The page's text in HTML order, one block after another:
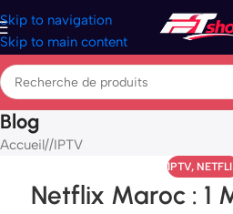
Skip to navigation
Skip to main content
Blog
Accueil/ IPTV
IPTV,
Netflix Maroc : 1